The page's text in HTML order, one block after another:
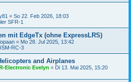
« So 22. Feb 2026, 18:03
SFR-1
mit EdgeTx (ohne ExpressLRS)
« Mo 28. Jul 2025, 13:42
RC-3
and Airplanes
Electronic Evelyn « Di 13. Mai 2025, 15:20